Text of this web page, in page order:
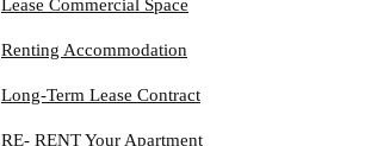
Lease Commercial Space
Renting Accommodation
Long-Term Lease Contract
RE- RENT Your Apartment